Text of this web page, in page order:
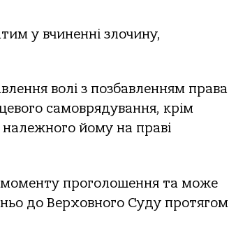
у вчиненні злочину,
волі з позбавленням права
самоврядування, крім
йому на праві
моменту проголошення та може
до Верховного Суду протягом